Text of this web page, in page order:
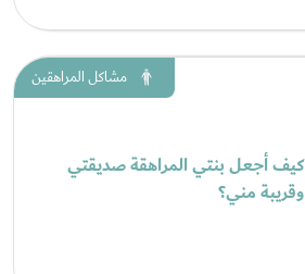
مشاكل المراهقين
كيف أجعل بنتي المراهقة صديقتي
وقريبة مني؟